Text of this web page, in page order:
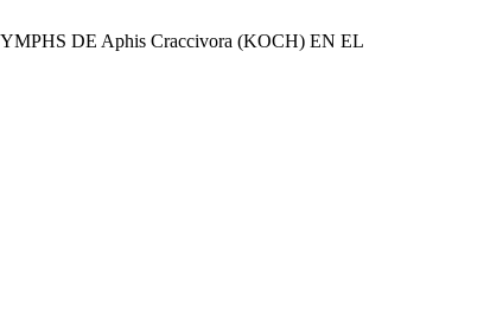
DE Aphis Craccivora (KOCH) EN EL